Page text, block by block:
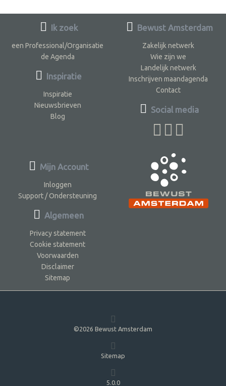
Ik zoek
een Professional/Organisatie
de Agenda
Inspiratie
Inspiratie
Nieuwsbrieven
Blog
Bewust Amsterdam
Zakelijk netwerk
Wie zijn we
Landelijk netwerk
Inschrijven maandagenda
Contact
Social media
Mijn Account
Inloggen
Support / Ondersteuning
Algemeen
Privacy statement
Cookie statement
Voorwaarden
Disclaimer
Sitemap
©2026 Bewust Amsterdam
Sitemap
5.0.0